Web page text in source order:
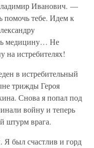
Иванович. —
помочь тебе. Идем к
медицину… Не
на истребителях!
в истребительный
трижды Героя
Снова я попал под
войну и теперь
штурм врага.
Я был счастлив и горд